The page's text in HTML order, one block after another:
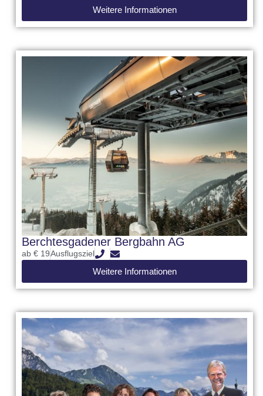
Weitere Informationen
Berchtesgadener Bergbahn AG
ab € 19Ausflugsziel
Weitere Informationen